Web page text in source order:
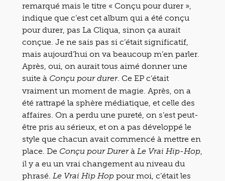
remarqué mais le titre « Conçu pour durer »
indique que c’est cet album qui a été conçu
pour durer, pas La Cliqua, sinon ça aurait
conçue. Je ne sais pas si c’était significatif,
mais aujourd’hui on va beaucoup m’en parler.
Après, oui, on aurait tous aimé donner une
suite à Conçu pour durer. Ce EP c’était
vraiment un moment de magie. Après, on a
été rattrapé la sphère médiatique, et celle des
affaires. On a perdu une pureté, on s’est peut-
être pris au sérieux, et on a pas développé le
style que chacun avait commencé à mettre en
place. De Conçu pour Durerà Le Vrai Hip-Hop
il y a eu un vrai changement au niveau du
phrasé. Le Vrai Hip Hop pour moi, c’était les